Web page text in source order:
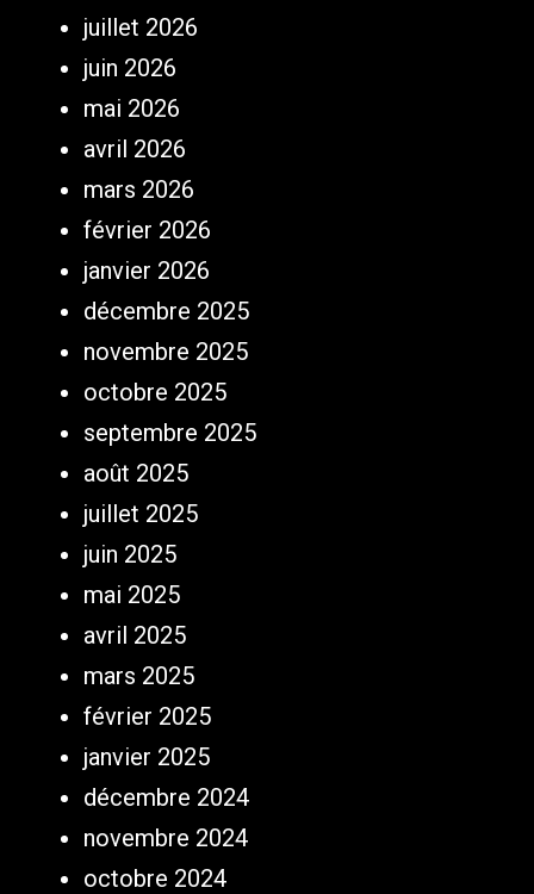
juillet 2026
juin 2026
mai 2026
avril 2026
mars 2026
février 2026
janvier 2026
décembre 2025
novembre 2025
octobre 2025
septembre 2025
août 2025
juillet 2025
juin 2025
mai 2025
avril 2025
mars 2025
février 2025
janvier 2025
décembre 2024
novembre 2024
octobre 2024